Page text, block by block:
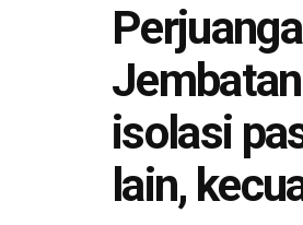
isolasi
lain,